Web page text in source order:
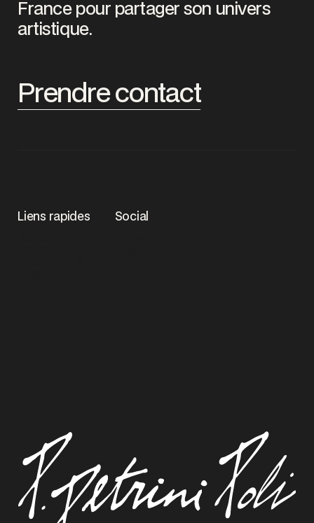
France pour partager son univers
artistique.
Prendre contact
Liens rapides
Social